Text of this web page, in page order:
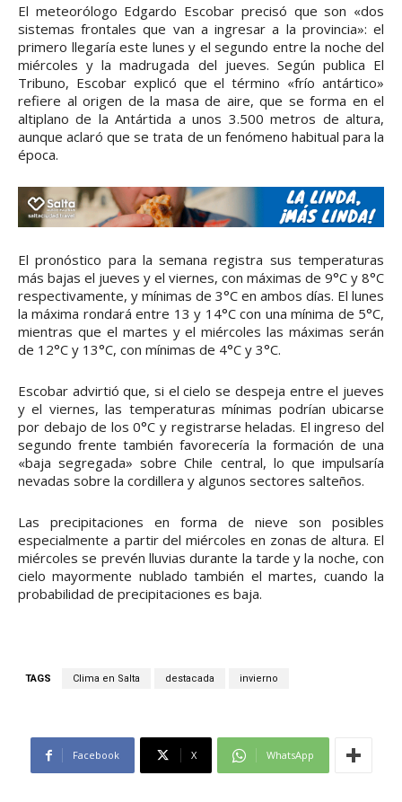
El meteorólogo Edgardo Escobar precisó que son «dos
sistemas frontales que van a ingresar a la provincia»: el
primero llegaría este lunes y el segundo entre la noche del
miércoles y la madrugada del jueves. Según publica El
Tribuno, Escobar explicó que el término «frío antártico»
refiere al origen de la masa de aire, que se forma en el
altiplano de la Antártida a unos 3.500 metros de altura,
aunque aclaró que se trata de un fenómeno habitual para la
época.
El pronóstico para la semana registra sus temperaturas
más bajas el jueves y el viernes, con máximas de 9°C y 8°C
respectivamente, y mínimas de 3°C en ambos días. El lunes
la máxima rondará entre 13 y 14°C con una mínima de 5°C,
mientras que el martes y el miércoles las máximas serán
de 12°C y 13°C, con mínimas de 4°C y 3°C.
Escobar advirtió que, si el cielo se despeja entre el jueves
y el viernes, las temperaturas mínimas podrían ubicarse
por debajo de los 0°C y registrarse heladas. El ingreso del
segundo frente también favorecería la formación de una
«baja segregada» sobre Chile central, lo que impulsaría
nevadas sobre la cordillera y algunos sectores salteños.
Las precipitaciones en forma de nieve son posibles
especialmente a partir del miércoles en zonas de altura. El
miércoles se prevén lluvias durante la tarde y la noche, con
cielo mayormente nublado también el martes, cuando la
probabilidad de precipitaciones es baja.
TAGS Clima en Salta destacada invierno
Facebook X WhatsApp